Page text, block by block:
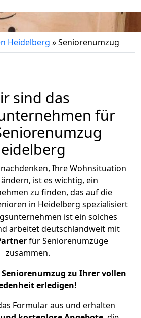
Heidelberg »Seniorenumzug
sind das
für
Ihre Wohnsituation
ist es wichtig, ein
zu finden, das auf die
in Heidelberg spezialisiert
ist ein solches
arbeitet deutschlandweit mit
für Seniorenumzüge
zusammen.
zu Ihrer vollen
erledigen!
Formular aus und erhalten